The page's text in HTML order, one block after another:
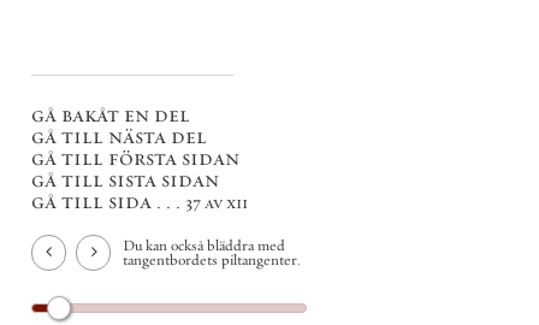
gå bakåt en del
gå till nästa del
gå till första sidan
gå till sista sidan
gå till sida . . . 37 av xii
Du kan också bläddra med
tangentbordets piltangenter.